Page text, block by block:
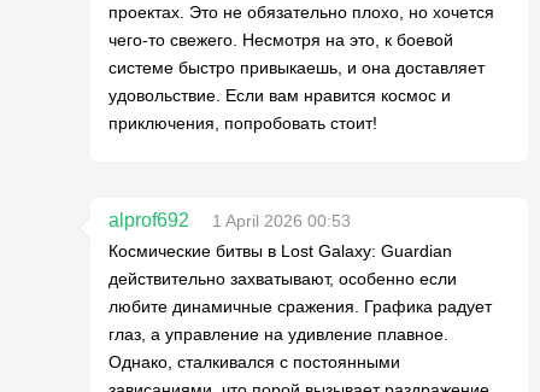
проектах. Это не обязательно плохо, но хочется
чего-то свежего. Несмотря на это, к боевой
системе быстро привыкаешь, и она доставляет
удовольствие. Если вам нравится космос и
приключения, попробовать стоит!
alprof692
1 April 2026 00:53
Космические битвы в Lost Galaxy: Guardian
действительно захватывают, особенно если
любите динамичные сражения. Графика радует
глаз, а управление на удивление плавное.
Однако, сталкивался с постоянными